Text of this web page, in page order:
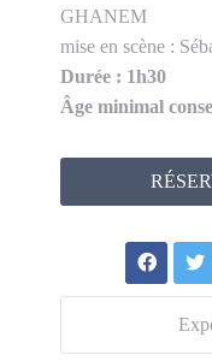
GHANEM
mise en scène :
Durée : 1h30
Âge minimal